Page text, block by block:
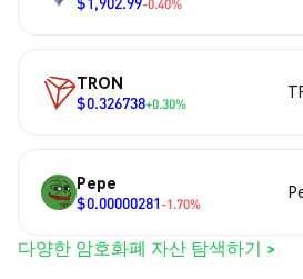
-0.40%
TRON
$0.326738+0.30%
Pepe
$0.00000281-1.70%
다양한 암호화폐 자산 탐색하기 >